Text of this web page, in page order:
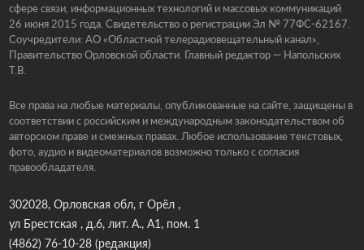
сфере связи, информационных технологий и массовых коммуникаций
26 июня 2015 года. Свидетельство о регистрации Эл № 77ФС-62167.
Соучредители: АО «Областной телерадиовещательный канал»,
Правительство Орловской области. Главный редактор — Напольских
Т.В.
Все права на любые материалы, опубликованные на сайте, защищены в
соответствии с российским и международным законодательством об
авторском праве и смежных правах. Любое использование текстовых,
фото, аудио и видеоматериалов возможно только с согласия
правообладателя.
302028, Орловская обл, г Орёл ,
ул Брестская , д.6, лит. А., А1, пом. 1
(4862) 76-10-28(редакция)